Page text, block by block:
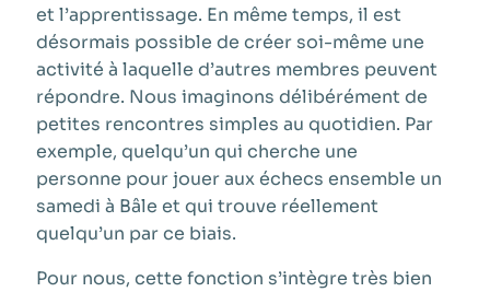
et l’apprentissage. En même temps, il est
désormais possible de créer soi-même une
activité à laquelle d’autres membres peuvent
répondre. Nous imaginons délibérément de
petites rencontres simples au quotidien. Par
exemple, quelqu’un qui cherche une
personne pour jouer aux échecs ensemble un
samedi à Bâle et qui trouve réellement
quelqu’un par ce biais.
Pour nous, cette fonction s’intègre très bien